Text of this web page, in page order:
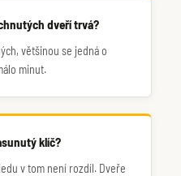
dveří trvá?
většinou se jedná o
minut.
klíč?
v tom není rozdíl. Dveře